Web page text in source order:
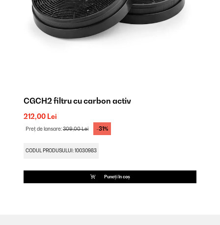
CGCH2 filtru cu carbon activ
212,00 Lei
Preț de lansare:309,00 Lei -31%
CODUL PRODUSULUI: 10030983
Puneți în coș